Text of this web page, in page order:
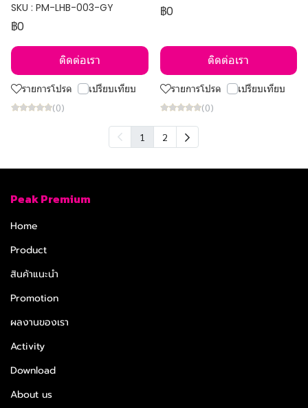
SKU : PM-LHB-003-GY
฿0
ติดต่อเรา
รายการโปรด เปรียบเทียบ
(0)
฿0
ติดต่อเรา
รายการโปรด เปรียบเทียบ
(0)
1 2
Peak Premium
Home
Product
สินค้าแนะนำ
Promotion
ผลงานของเรา
Activity
Download
About us